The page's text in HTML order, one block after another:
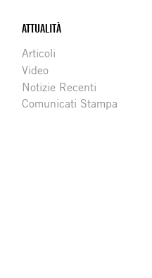
ATTUALITÀ
Articoli
Video
Notizie Recenti
Comunicati Stampa